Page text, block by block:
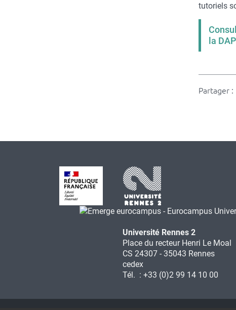
tutoriels
la DAP
Partager :
Université Rennes 2
Place du recteur Henri Le Moal
CS 24307 - 35043 Rennes
cedex
Tél. : +33 (0)2 99 14 10 00